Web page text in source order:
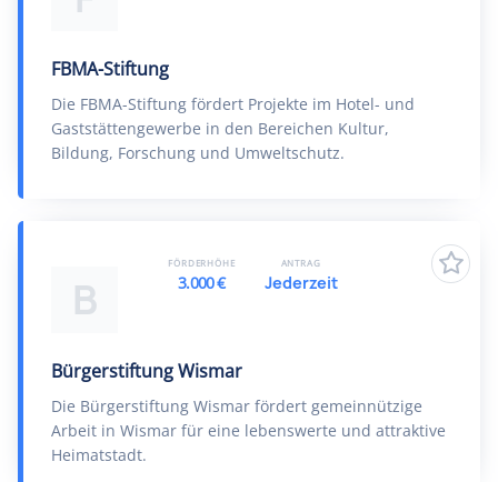
FBMA-Stiftung
Die FBMA-Stiftung fördert Projekte im Hotel- und
Gaststättengewerbe in den Bereichen Kultur,
Bildung, Forschung und Umweltschutz.
B
Bürgerstiftung Wismar
Die Bürgerstiftung Wismar fördert gemeinnützige
Arbeit in Wismar für eine lebenswerte und attraktive
Heimatstadt.
FÖRDERHÖHE
3.000 €
ANTRAG
Jederzeit